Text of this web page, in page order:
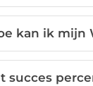
kan ik mijn
succes